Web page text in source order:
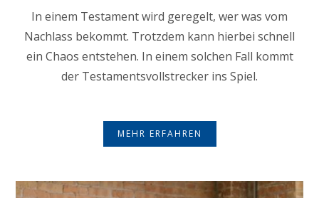
In einem Testament wird geregelt, wer was vom
Nachlass bekommt. Trotzdem kann hierbei schnell
ein Chaos entstehen. In einem solchen Fall kommt
der Testamentsvollstrecker ins Spiel.
MEHR ERFAHREN